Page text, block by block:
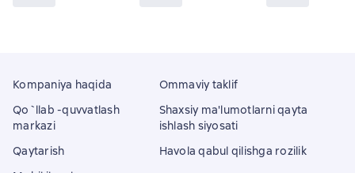
Kompaniya haqida
Qo`llab -quvvatlash
markazi
Qaytarish
Ommaviy taklif
Shaxsiy ma'lumotlarni qayta
ishlash siyosati
Havola qabul qilishga rozilik